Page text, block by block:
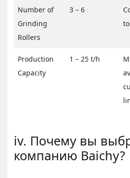
Number of
Grinding
Rollers
3 – 6
Production
Capacity
1 – 25 t/h
iv. Почему вы
компанию Baichy?